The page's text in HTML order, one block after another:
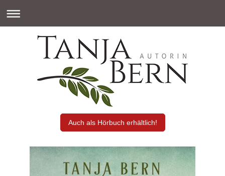
Auch als Hörbuch erhältlich!